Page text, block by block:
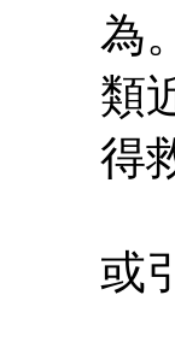
為
類
得
或